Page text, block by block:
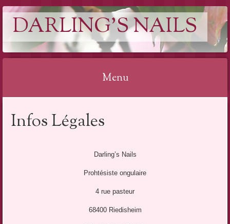
DARLING'S NAILS
Menu
Infos Légales
Darling’s Nails
Prohtésiste ongulaire
4 rue pasteur
68400 Riedisheim